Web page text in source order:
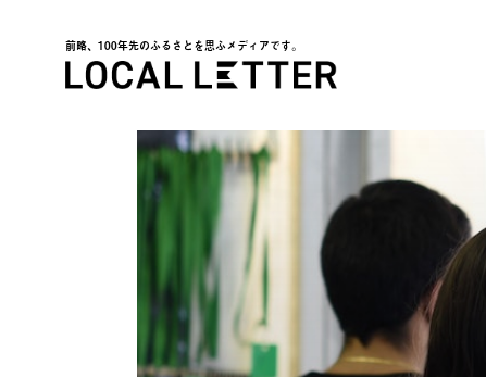
前略、100年先のふるさとを思ふメディアです。